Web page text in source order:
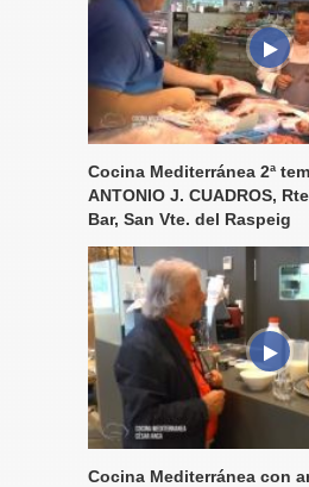
Cocina Mediterránea 2ª
ANTONIO J. CUADROS,
Bar, San Vte. del Raspeig
Cocina Mediterránea con